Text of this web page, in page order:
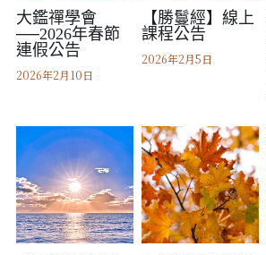
大鑑禪學會
──2026年春節
連假公告
2026年2月10日
【勝鬘經】線上
課程公告
2026年2月5日
華嚴智海—《道德經》有聲書五期
華嚴智海─《勝鬘經》有聲書